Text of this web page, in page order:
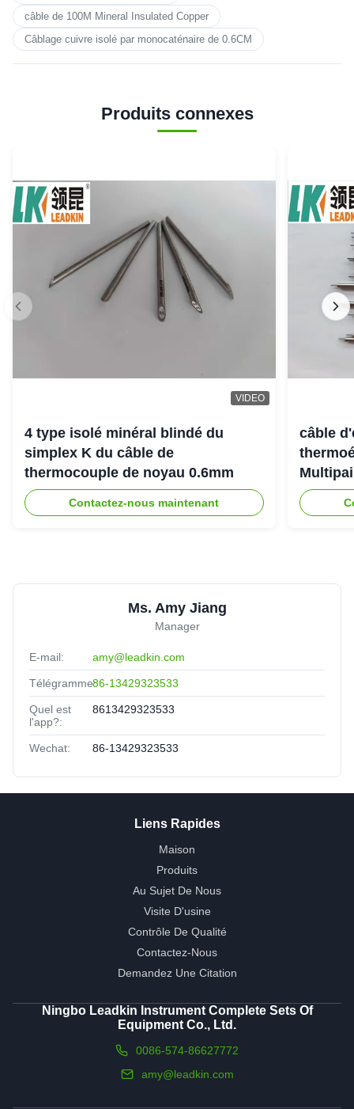
câble de 100M Mineral Insulated Copper
Câblage cuivre isolé par monocaténaire de 0.6CM
Produits connexes
VIDEO
4 type isolé minéral blindé du
simplex K du câble de
thermocouple de noyau 0.6mm
Contactez-nous maintenant
câble
Ms. Amy Jiang
Manager
E-mail: amy@leadkin.com
Télégramme:86-13429323533
Quel est
l'app?:
8613429323533
Wechat: 86-13429323533
Liens Rapides
Maison
Produits
Au Sujet De Nous
Visite D'usine
Contrôle De Qualité
Contactez-Nous
Demandez Une Citation
Ningbo Leadkin Instrument Complete Sets Of
Equipment Co., Ltd.
0086-574-86627772
amy@leadkin.com